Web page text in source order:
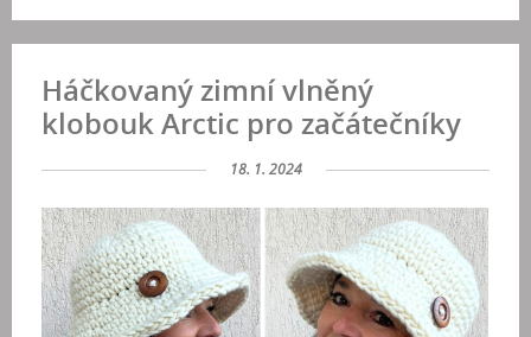
Háčkovaný zimní vlněný
klobouk Arctic pro začátečníky
18. 1. 2024